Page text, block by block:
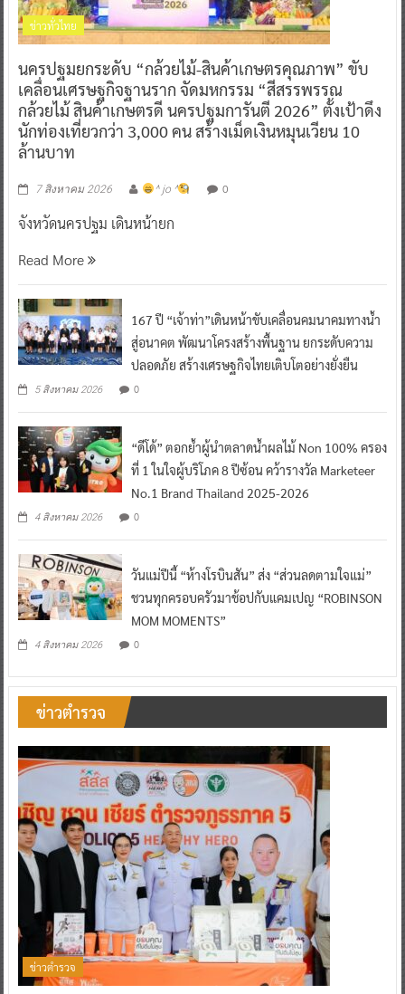
ข่าวทั่วไทย
นครปฐมยกระดับ “กล้วยไม้-สินค้าเกษตรคุณภาพ” ขับ
เคลื่อนเศรษฐกิจฐานราก จัดมหกรรม “สีสรรพรรณ
กล้วยไม้ สินค้าเกษตรดี นครปฐมการันตี 2026” ตั้งเป้าดึง
นักท่องเที่ยวกว่า 3,000 คน สร้างเม็ดเงินหมุนเวียน 10
ล้านบาท
7 สิงหาคม 2026 ^ jo ^ 0
จังหวัดนครปฐม เดินหน้ายก
Read More
167 ปี “เจ้าท่า”เดินหน้าขับเคลื่อนคมนาคมทางน้ำ
สู่อนาคต พัฒนาโครงสร้างพื้นฐาน ยกระดับความ
ปลอดภัย สร้างเศรษฐกิจไทยเติบโตอย่างยั่งยืน
5 สิงหาคม 2026 0
“ดีโด้” ตอกย้ำผู้นำตลาดน้ำผลไม้ Non 100% ครอง
ที่ 1 ในใจผู้บริโภค 8 ปีซ้อน คว้ารางวัล Marketeer
No.1 Brand Thailand 2025-2026
4 สิงหาคม 2026 0
วันแม่ปีนี้ “ห้างโรบินสัน” ส่ง “ส่วนลดตามใจแม่”
ชวนทุกครอบครัวมาช้อปกับแคมเปญ “ROBINSON
MOM MOMENTS”
4 สิงหาคม 2026 0
ข่าวตำรวจ
ข่าวตำรวจ